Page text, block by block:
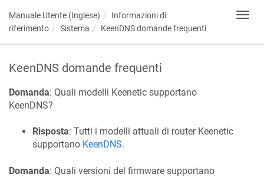
Manuale Utente (Inglese)
Informazioni di
riferimento
Sistema KeenDNSdomande frequenti
KeenDNS domande frequenti
Domanda: Quali modelli Keenetic supportano
KeenDNS?
Risposta: Tutti i modelli attuali di router Keenetic
supportano KeenDNS.
Domanda: Quali versioni del firmware supportano